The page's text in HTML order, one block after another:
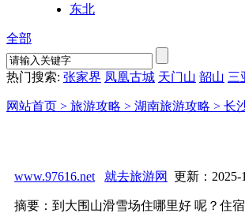
东北
全部
热门搜索: 张家界 凤凰古城 天门山 韶山 三
网站首页 > 旅游攻略 > 湖南旅游攻略 > 长
www.97616.net
就去旅游网 更新：2025-
摘要：到大围山滑雪场住哪里好 呢？住